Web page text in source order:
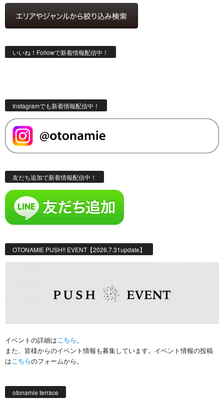
いいね！Followで新着情報配信中！
Instagramでも新着情報配信中！
友だち追加で新着情報配信中！
OTONAMIE PUSH!! EVENT【2026.7.31update】
イベントの詳細はこちら。
また、皆様からのイベント情報も募集しています。イベント情報の投稿
はこちらのフォームから。
otonamie terrace